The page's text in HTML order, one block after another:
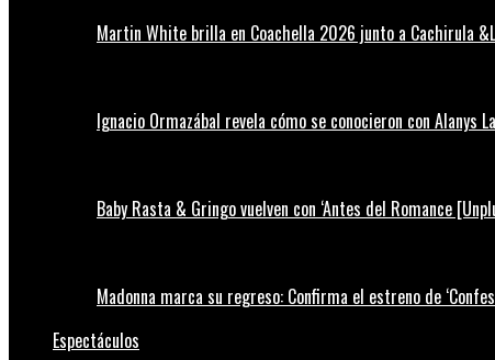
Martin White brilla en Coachella 2026 junto a Cachirula
Ignacio Ormazábal revela cómo se conocieron con Alanys
Baby Rasta & Gringo vuelven con ‘Antes del Romance
Madonna marca su regreso: Confirma el estreno de
Espectáculos